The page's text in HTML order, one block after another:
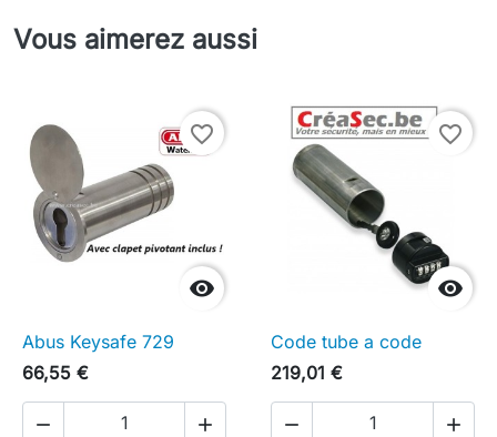
Vous aimerez aussi

favorite_border
Abus Keysafe 729
66,55 €
 

favorite_border
Code tube a code
219,01 €
 